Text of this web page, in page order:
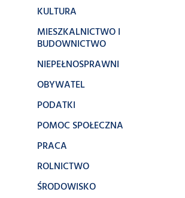
KULTURA
MIESZKALNICTWO I
BUDOWNICTWO
NIEPEŁNOSPRAWNI
OBYWATEL
PODATKI
POMOC SPOŁECZNA
PRACA
ROLNICTWO
ŚRODOWISKO